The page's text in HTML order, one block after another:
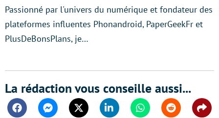
Passionné par l'univers du numérique et fondateur des
plateformes influentes Phonandroid, PaperGeekFr et
PlusDeBonsPlans, je…
La rédaction vous conseille aussi...
FacebookMessengerTwitter Linkedin WhatsappReddit